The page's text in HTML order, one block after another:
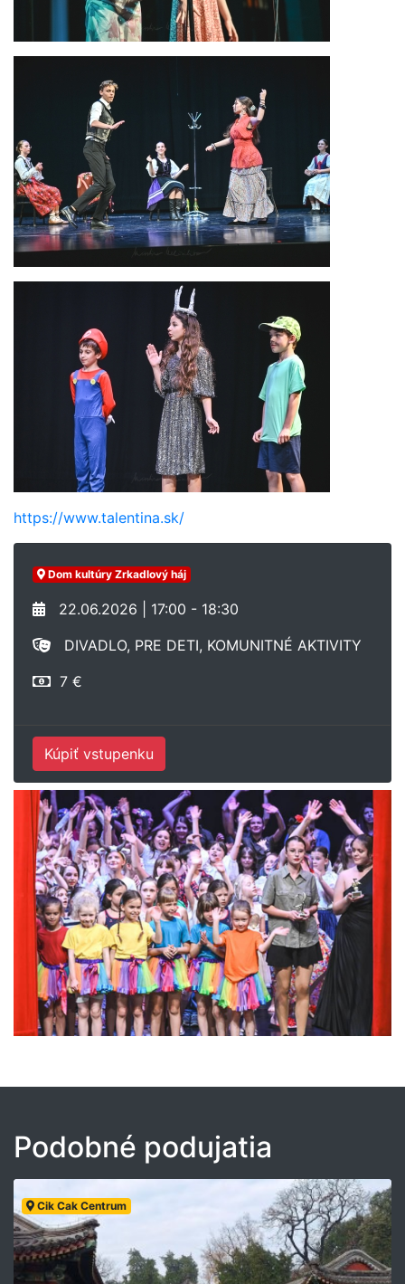
https://www.talentina.sk/
Dom kultúry Zrkadlový háj
22.06.2026 | 17:00 - 18:30
DIVADLO, PRE DETI, KOMUNITNÉ AKTIVITY
7 €
Kúpiť vstupenku
Podobné podujatia
Cik Cak Centrum